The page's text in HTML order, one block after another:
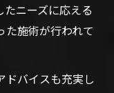
ニーズに応える
た施術が行われて
ドバイスも充実し